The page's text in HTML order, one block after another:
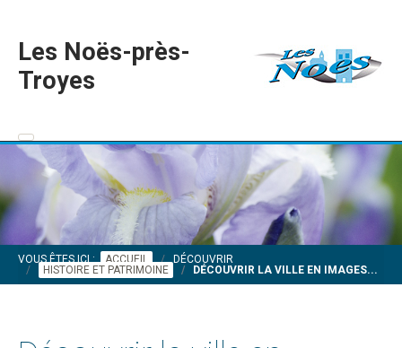
Les Noës-près-
Troyes
VOUS ÊTES ICI : ACCUEIL
DÉCOUVRIR
HISTOIRE ET PATRIMOINE
DÉCOUVRIR LA VILLE EN IMAGES...